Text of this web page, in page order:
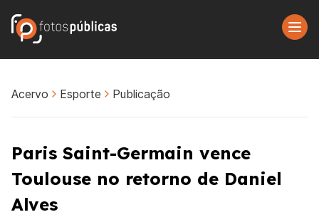
Acervo Esporte Publicação
Paris Saint-Germain vence
Toulouse no retorno de Daniel
Alves